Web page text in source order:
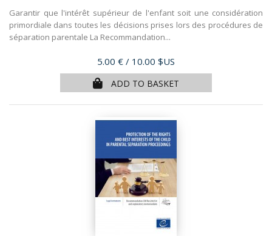
Garantir que l'intérêt supérieur de l'enfant soit une considération
primordiale dans toutes les décisions prises lors des procédures de
séparation parentale La Recommandation...
Price
5.00 € / 10.00 $US
ADD TO BASKET